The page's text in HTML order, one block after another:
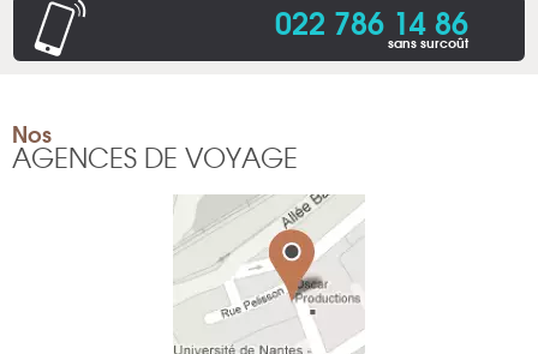
022 786 14 86
sans surcoût
Nos
AGENCES DE VOYAGE